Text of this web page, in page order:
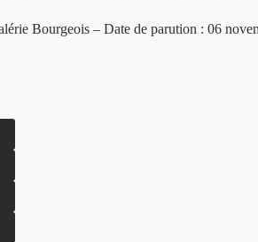
Bourgeois – Date de parution : 06